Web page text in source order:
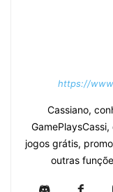
https://
Cassiano,
jogos grátis,
outras